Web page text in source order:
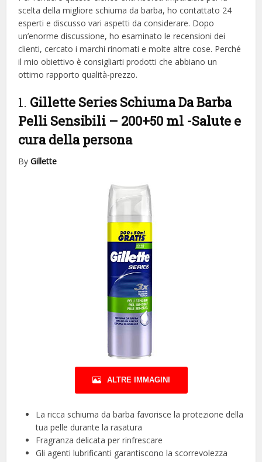
scelta della migliore schiuma da barba, ​​ho contattato 24
esperti e discusso vari aspetti da considerare. Dopo
un’enorme discussione, ho esaminato le recensioni dei
clienti, cercato i marchi rinomati e molte altre cose. Perché
il mio obiettivo è consigliarti prodotti che abbiano un
ottimo rapporto qualità-prezzo.
1. Gillette Series Schiuma Da Barba
Pelli Sensibili – 200+50 ml -Salute e
cura della persona
ByGillette
ALTRE IMMAGINI
La ricca schiuma da barba favorisce la protezione della
tua pelle durante la rasatura
Fragranza delicata per rinfrescare
Gli agenti lubrificanti garantiscono la scorrevolezza